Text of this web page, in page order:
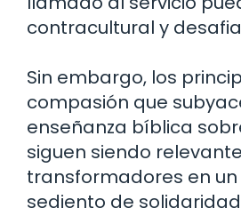
contracultural y
Sin embargo, los
compasión que
enseñanza bíblica
siguen siendo
transformadores en
sediento de